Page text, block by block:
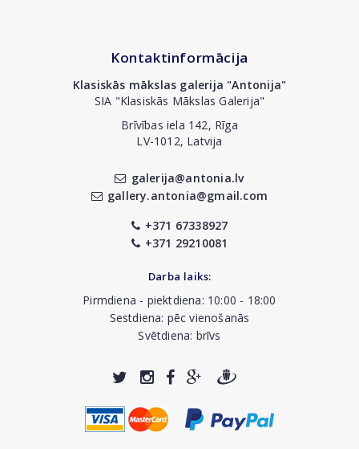
Kontaktinformācija
Klasiskās mākslas galerija "Antonija"
SIA "Klasiskās Mākslas Galerija"
Brīvības iela 142, Rīga
LV-1012, Latvija
galerija@antonia.lv
gallery.antonia@gmail.com
+371 67338927
+371 29210081
Darba laiks:
Pirmdiena - piektdiena: 10:00 - 18:00
Sestdiena: pēc vienošanās
Svētdiena: brīvs